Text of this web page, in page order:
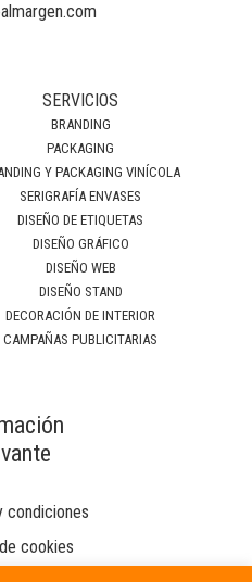
SERVICIOS
BRANDING
PACKAGING
Y PACKAGING VINÍCOLA
SERIGRAFÍA ENVASES
DISEÑO DE ETIQUETAS
DISEÑO GRÁFICO
DISEÑO WEB
DISEÑO STAND
DECORACIÓN DE INTERIOR
CAMPAÑAS PUBLICITARIAS
condiciones
cookies